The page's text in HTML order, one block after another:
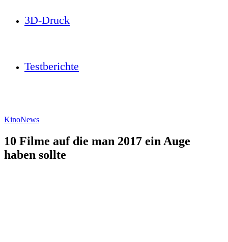
3D-Druck
Testberichte
KinoNews
10 Filme auf die man 2017 ein Auge
haben sollte